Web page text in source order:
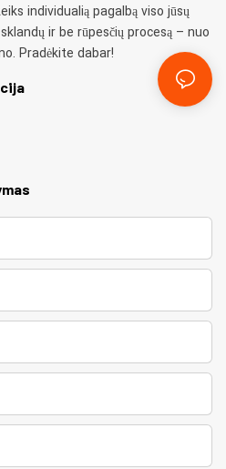
individualią pagalbą viso jūsų
ir be rūpesčių procesą – nuo
Pradėkite dabar!